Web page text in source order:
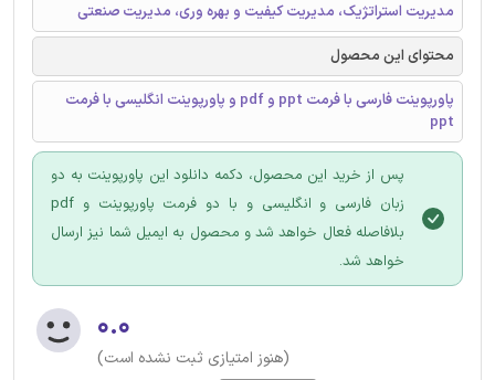
مدیریت استراتژیک، مدیریت کیفیت و بهره وری، مدیریت صنعتی
محتوای این محصول
پاورپوینت فارسی با فرمت ppt و pdf و پاورپوینت انگلیسی با فرمت
ppt
پس از خرید این محصول، دکمه دانلود این پاورپوینت به دو
زبان فارسی و انگلیسی و با دو فرمت پاورپوینت و pdf
بلافاصله فعال خواهد شد و محصول به ایمیل شما نیز ارسال
خواهد شد.
۰.۰
(هنوز امتیازی ثبت نشده است)